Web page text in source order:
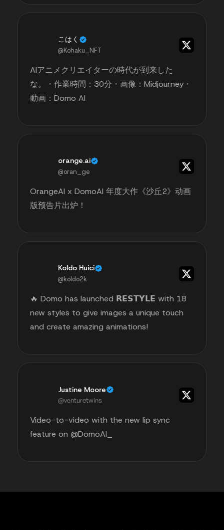
こはく
@Kohaku_NFT
AIアニメクリエイターの時代が到来した
な。・作業時間：30分・画像：Midjourney・
動画：Domo AI
orange.ai
@oran_ge
OrangeAI x DomoAI 年度大作《沙丘2》动画
版预告片出炉！
Koldo Huici
@koldo2k
🔥 Domo has launched 𝗥𝗘𝗦𝗧𝗬𝗟𝗘 with 18
new styles to give images a unique touch
and create amazing animations!
Justine Moore
@venturetwins
Video-to-video with the new lip sync
feature on @DomoAI_